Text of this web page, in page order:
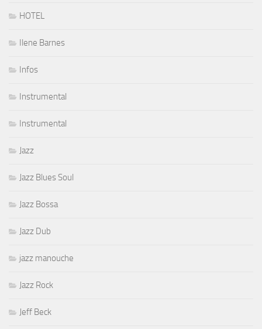
HOTEL
Ilene Barnes
Infos
Instrumental
Instrumental
Jazz
Jazz Blues Soul
Jazz Bossa
Jazz Dub
jazz manouche
Jazz Rock
Jeff Beck